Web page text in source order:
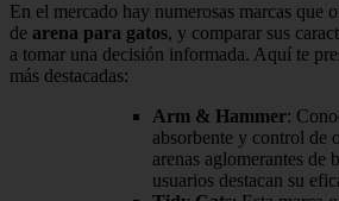
En el mercado hay numerosas marcas que
de arena para gatos, y comparar sus
a tomar una decisión informada. Aquí te
más destacadas:
Arm & Hammer:
absorbente y control de
arenas aglomerantes de
usuarios destacan su